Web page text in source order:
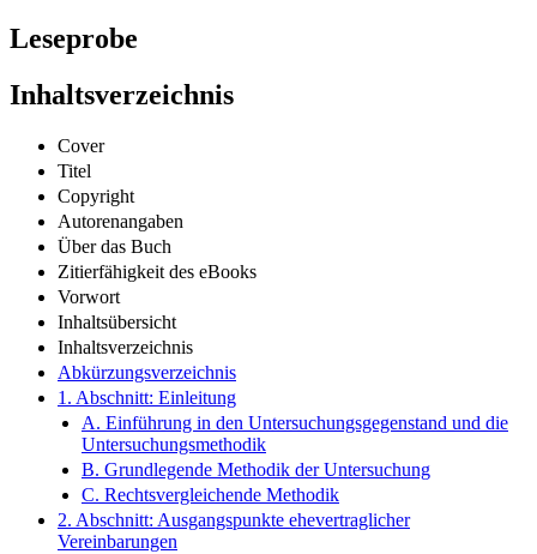
Leseprobe
Inhaltsverzeichnis
Cover
Titel
Copyright
Autorenangaben
Über das Buch
Zitierfähigkeit des eBooks
Vorwort
Inhaltsübersicht
Inhaltsverzeichnis
Abkürzungsverzeichnis
1. Abschnitt: Einleitung
A. Einführung in den Untersuchungsgegenstand und die
Untersuchungsmethodik
B. Grundlegende Methodik der Untersuchung
C. Rechtsvergleichende Methodik
2. Abschnitt: Ausgangspunkte ehevertraglicher
Vereinbarungen